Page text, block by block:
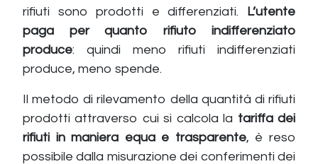
rifiuti sono prodotti e differenziati.
L’utente
paga per quanto rifiuto indifferenziato
produce: quindi meno rifiuti indifferenziati
produce, meno spende.
Il metodo di rilevamento della quantità di rifiuti
prodotti attraverso cui si calcola la tariffa dei
rifiuti in maniera equa e trasparente, è reso
possibile dalla misurazione dei conferimenti dei